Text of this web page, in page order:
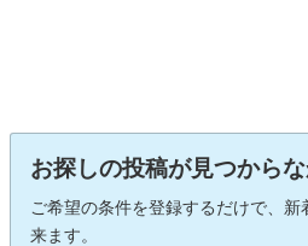
お探しの投稿が見つから
ご希望の条件を登録するだけで、
来ます。